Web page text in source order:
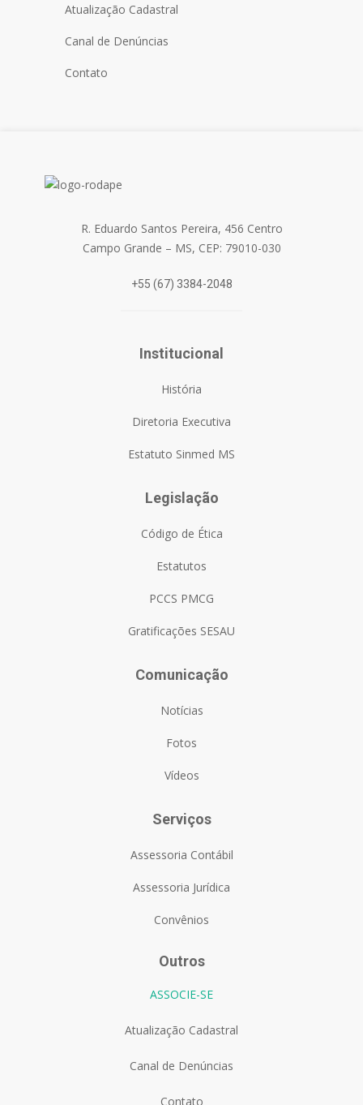
Atualização Cadastral
Canal de Denúncias
Contato
R. Eduardo Santos Pereira, 456 Centro
Campo Grande – MS, CEP: 79010-030
+55 (67) 3384-2048
Institucional
História
Diretoria Executiva
Estatuto Sinmed MS
Legislação
Código de Ética
Estatutos
PCCS PMCG
Gratificações SESAU
Comunicação
Notícias
Fotos
Vídeos
Serviços
Assessoria Contábil
Assessoria Jurídica
Convênios
Outros
ASSOCIE-SE
Atualização Cadastral
Canal de Denúncias
Contato